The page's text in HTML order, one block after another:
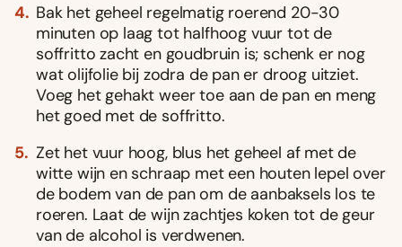
Bak het geheel regelmatig roerend 20-30
minuten op laag tot halfhoog vuur tot de
soffritto zacht en goudbruin is; schenk er nog
wat olijfolie bij zodra de pan er droog uitziet.
Voeg het gehakt weer toe aan de pan en meng
het goed met de soffritto.
Zet het vuur hoog, blus het geheel af met de
witte wijn en schraap met een houten lepel over
de bodem van de pan om de aanbaksels los te
roeren. Laat de wijn zachtjes koken tot de geur
van de alcohol is verdwenen.